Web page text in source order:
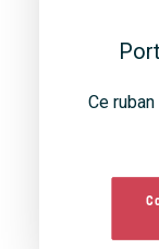
Ce